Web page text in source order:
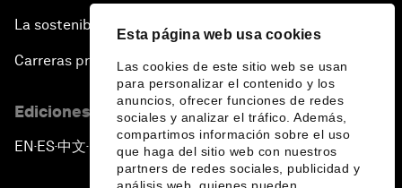
Esta página web usa cookies
Las cookies de este sitio web se usan
para personalizar el contenido y los
anuncios, ofrecer funciones de redes
sociales y analizar el tráfico. Además,
compartimos información sobre el uso
que haga del sitio web con nuestros
partners de redes sociales, publicidad y
La sostenibilidad en el Foro
Carreras profesionales
Ediciones en otros idiomas
EN ▪ES▪中文▪ 日本語